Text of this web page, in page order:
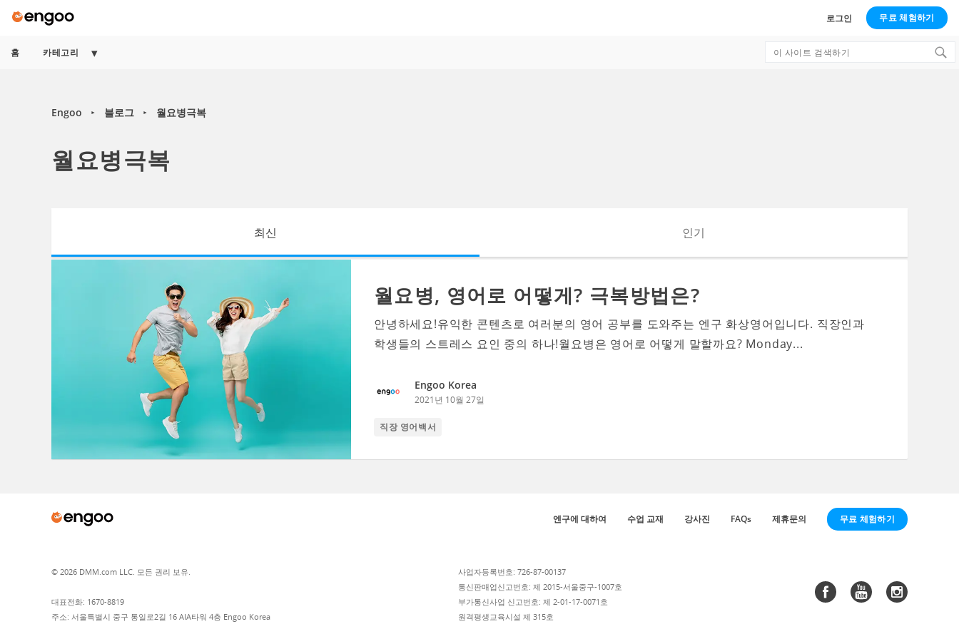
로그인 무료 체험하기
홈 카테고리
Search
Engoo ► 블로그 ► 월요병극복
월요병극복
최신 인기
월요병, 영어로 어떻게? 극복방법은?
안녕하세요!유익한 콘텐츠로 여러분의 영어 공부를 도와주는 엔구 화상영어입니다. 직장인과
학생들의 스트레스 요인 중의 하나!월요병은 영어로 어떻게 말할까요? Monday...
Engoo Korea
2021년 10월 27일
직장 영어백서
엔구에 대하여 수업 교재 강사진 FAQs 제휴문의 무료 체험하기
© 2026 DMM.com LLC. 모든 권리 보유.
대표전화: 1670-8819
주소: 서울특별시 중구 통일로2길 16 AIA타워 4층 Engoo Korea
사업자등록번호: 726-87-00137
통신판매업신고번호: 제 2015-서울중구-1007호
부가통신사업 신고번호: 제 2-01-17-0071호
원격평생교육시설 제 315호